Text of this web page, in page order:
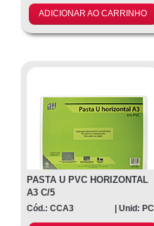
ADICIONAR AO CARRINHO
PASTA U PVC HORIZONTAL
A3 C/5
Cód.: CCA3 | Unid: PC